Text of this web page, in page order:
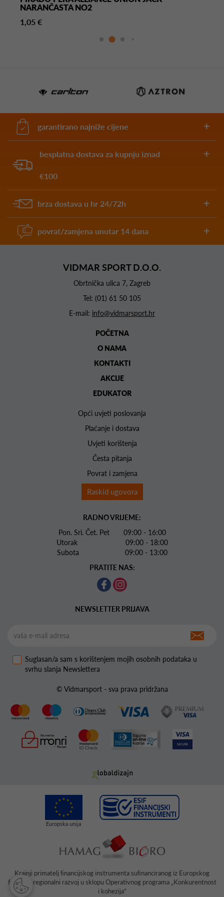
NARANČASTA NO2
1,05 €
garantirano najniže cijene
besplatna dostava za kupnju iznad
€100
brza dostava u hr 24/72h
povrat/zamjena unutar 14 dana
VIDMAR SPORT D.O.O.
Obrtnička ulica 7, Zagreb
Tel: (01) 61 50 105
E-mail: info@vidmarsport.hr
POČETNA
O NAMA
KONTAKTI
AKCIJE
EDUKATOR
Opći uvjeti poslovanja
Plaćanje i dostava
Uvjeti korištenja
Česta pitanja
Povrat i zamjena
Raskid ugovora
RADNO VRIJEME:
Pon. Sri. Čet. Pet 09:00 - 16:00
Utorak 09:00 - 18:00
Subota 09:00 - 13:00
PRATITE NAS:
NEWSLETTER PRIJAVA
Suglasan/a sam s korištenjem mojih osobnih podataka u
svrhu slanja Newslettera
© Vidmarsport - sva prava pridržana
Krajnji primatelj ﬁnancijskog instrumenta suﬁnanciranog iz Europskog
fonda za regionalni razvoj u sklopu Operativnog programa „Konkurentnost
i kohezija“